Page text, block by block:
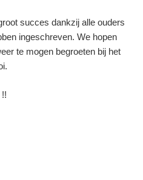
succes dankzij alle ouders
ingeschreven. We hopen
te mogen begroeten bij het